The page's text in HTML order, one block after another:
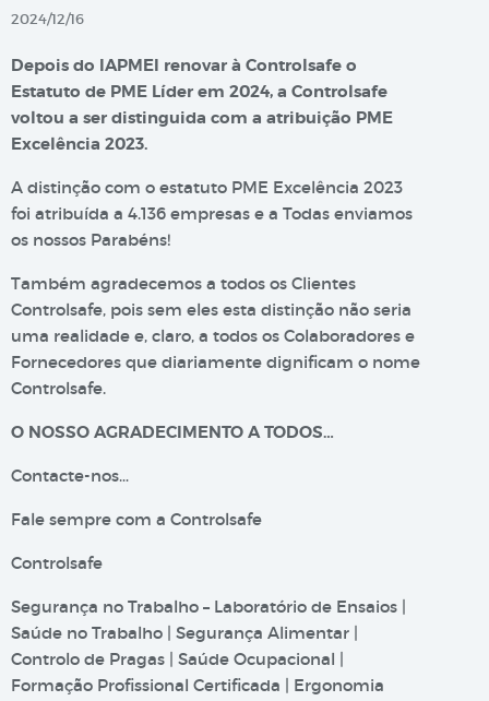
2024/12/16
Depois do IAPMEI renovar à Controlsafe o
Estatuto de PME Líder em 2024, a Controlsafe
voltou a ser distinguida com a atribuição PME
Excelência 2023.
A distinção com o estatuto PME Excelência 2023
foi atribuída a 4.136 empresas e a Todas enviamos
os nossos Parabéns!
Também agradecemos a todos os Clientes
Controlsafe, pois sem eles esta distinção não seria
uma realidade e, claro, a todos os Colaboradores e
Fornecedores que diariamente dignificam o nome
Controlsafe.
O NOSSO AGRADECIMENTO A TODOS…
Contacte-nos…
Fale sempre com a Controlsafe
Controlsafe
Segurança no Trabalho – Laboratório de Ensaios |
Saúde no Trabalho | Segurança Alimentar |
Controlo de Pragas | Saúde Ocupacional |
Formação Profissional Certificada | Ergonomia